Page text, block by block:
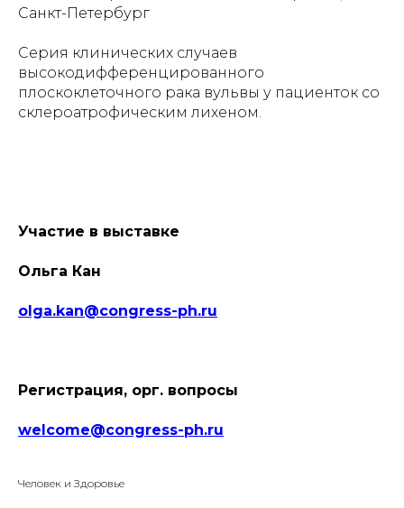
Санкт-Петербург
Серия клинических случаев
высокодифференцированного
плоскоклеточного рака вульвы у пациенток со
склероатрофическим лихеном.
Участие в выставке
Ольга Кан
olga.kan@congress-ph.ru
Регистрация, орг. вопросы
welcome@congress-ph.ru
Человек и Здоровье